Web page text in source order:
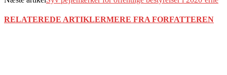
RELATEREDE ARTIKLERMERE FRA FORFATTEREN